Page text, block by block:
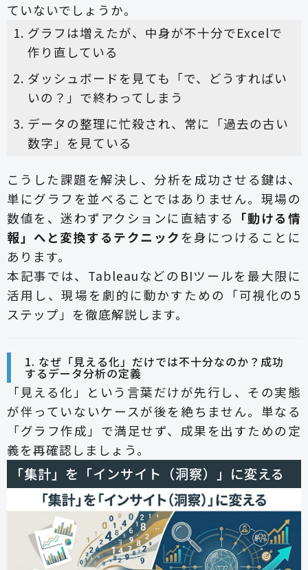
ていないでしょうか。
グラフは増えたが、中身が不十分でExcelで
作り直している
ダッシュボードを見ても「で、どうすればい
いの？」で終わってしまう
データの整理に忙殺され、常に「過去の古い
数字」を見ている
こうした課題を解決し、分析を成功させる鍵は、
単にグラフを並べることではありません。現場の
数値を、迷わずアクションに直結する
「動ける情
報」へと変換するテクニック を身につけることに
あります。
本記事では、TableauなどのBIツールを最大限に
活用し、現場を劇的に動かすための「可視化の5
ステップ」を徹底解説します。
1. なぜ「見える化」だけでは不十分なのか？成功
するデータ分析の定義
「見える化」という言葉だけが先行し、その実態
が伴っていないケースが後を絶ちません。単なる
「グラフ作成」で満足せず、成果を出すための定
義を再確認しましょう。
「集計」を「インサイト（洞察）」に変える